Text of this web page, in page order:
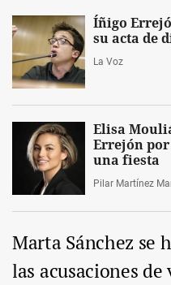
Íñigo
su acta de
La Voz
Elisa
Errejón
una fiesta
Pilar Martínez
Marta Sánchez se
las acusaciones